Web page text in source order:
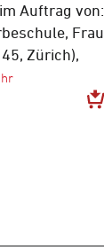
Auftrag von:
Frau
Zürich),